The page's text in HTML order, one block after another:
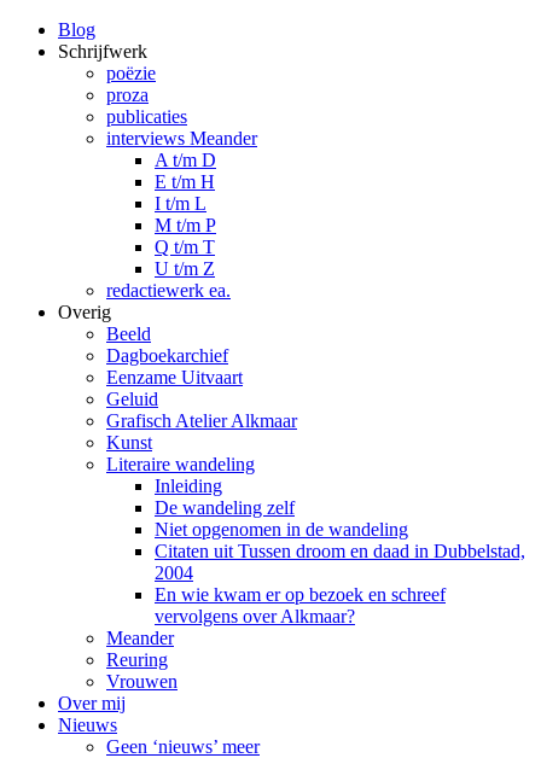
Blog
Schrijfwerk
poëzie
proza
publicaties
interviews Meander
A t/m D
E t/m H
I t/m L
M t/m P
Q t/m T
U t/m Z
redactiewerk ea.
Overig
Beeld
Dagboekarchief
Eenzame Uitvaart
Geluid
Grafisch Atelier Alkmaar
Kunst
Literaire wandeling
Inleiding
De wandeling zelf
Niet opgenomen in de wandeling
Citaten uit Tussen droom en daad in Dubbelstad,
2004
En wie kwam er op bezoek en schreef
vervolgens over Alkmaar?
Meander
Reuring
Vrouwen
Over mij
Nieuws
Geen ‘nieuws’ meer